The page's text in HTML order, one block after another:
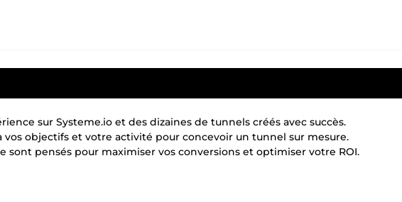
sur Systeme.io et des dizaines de tunnels créés avec succès.
vos objectifs et votre activité pour concevoir un tunnel sur mesure.
sont pensés pour maximiser vos conversions et optimiser votre ROI.